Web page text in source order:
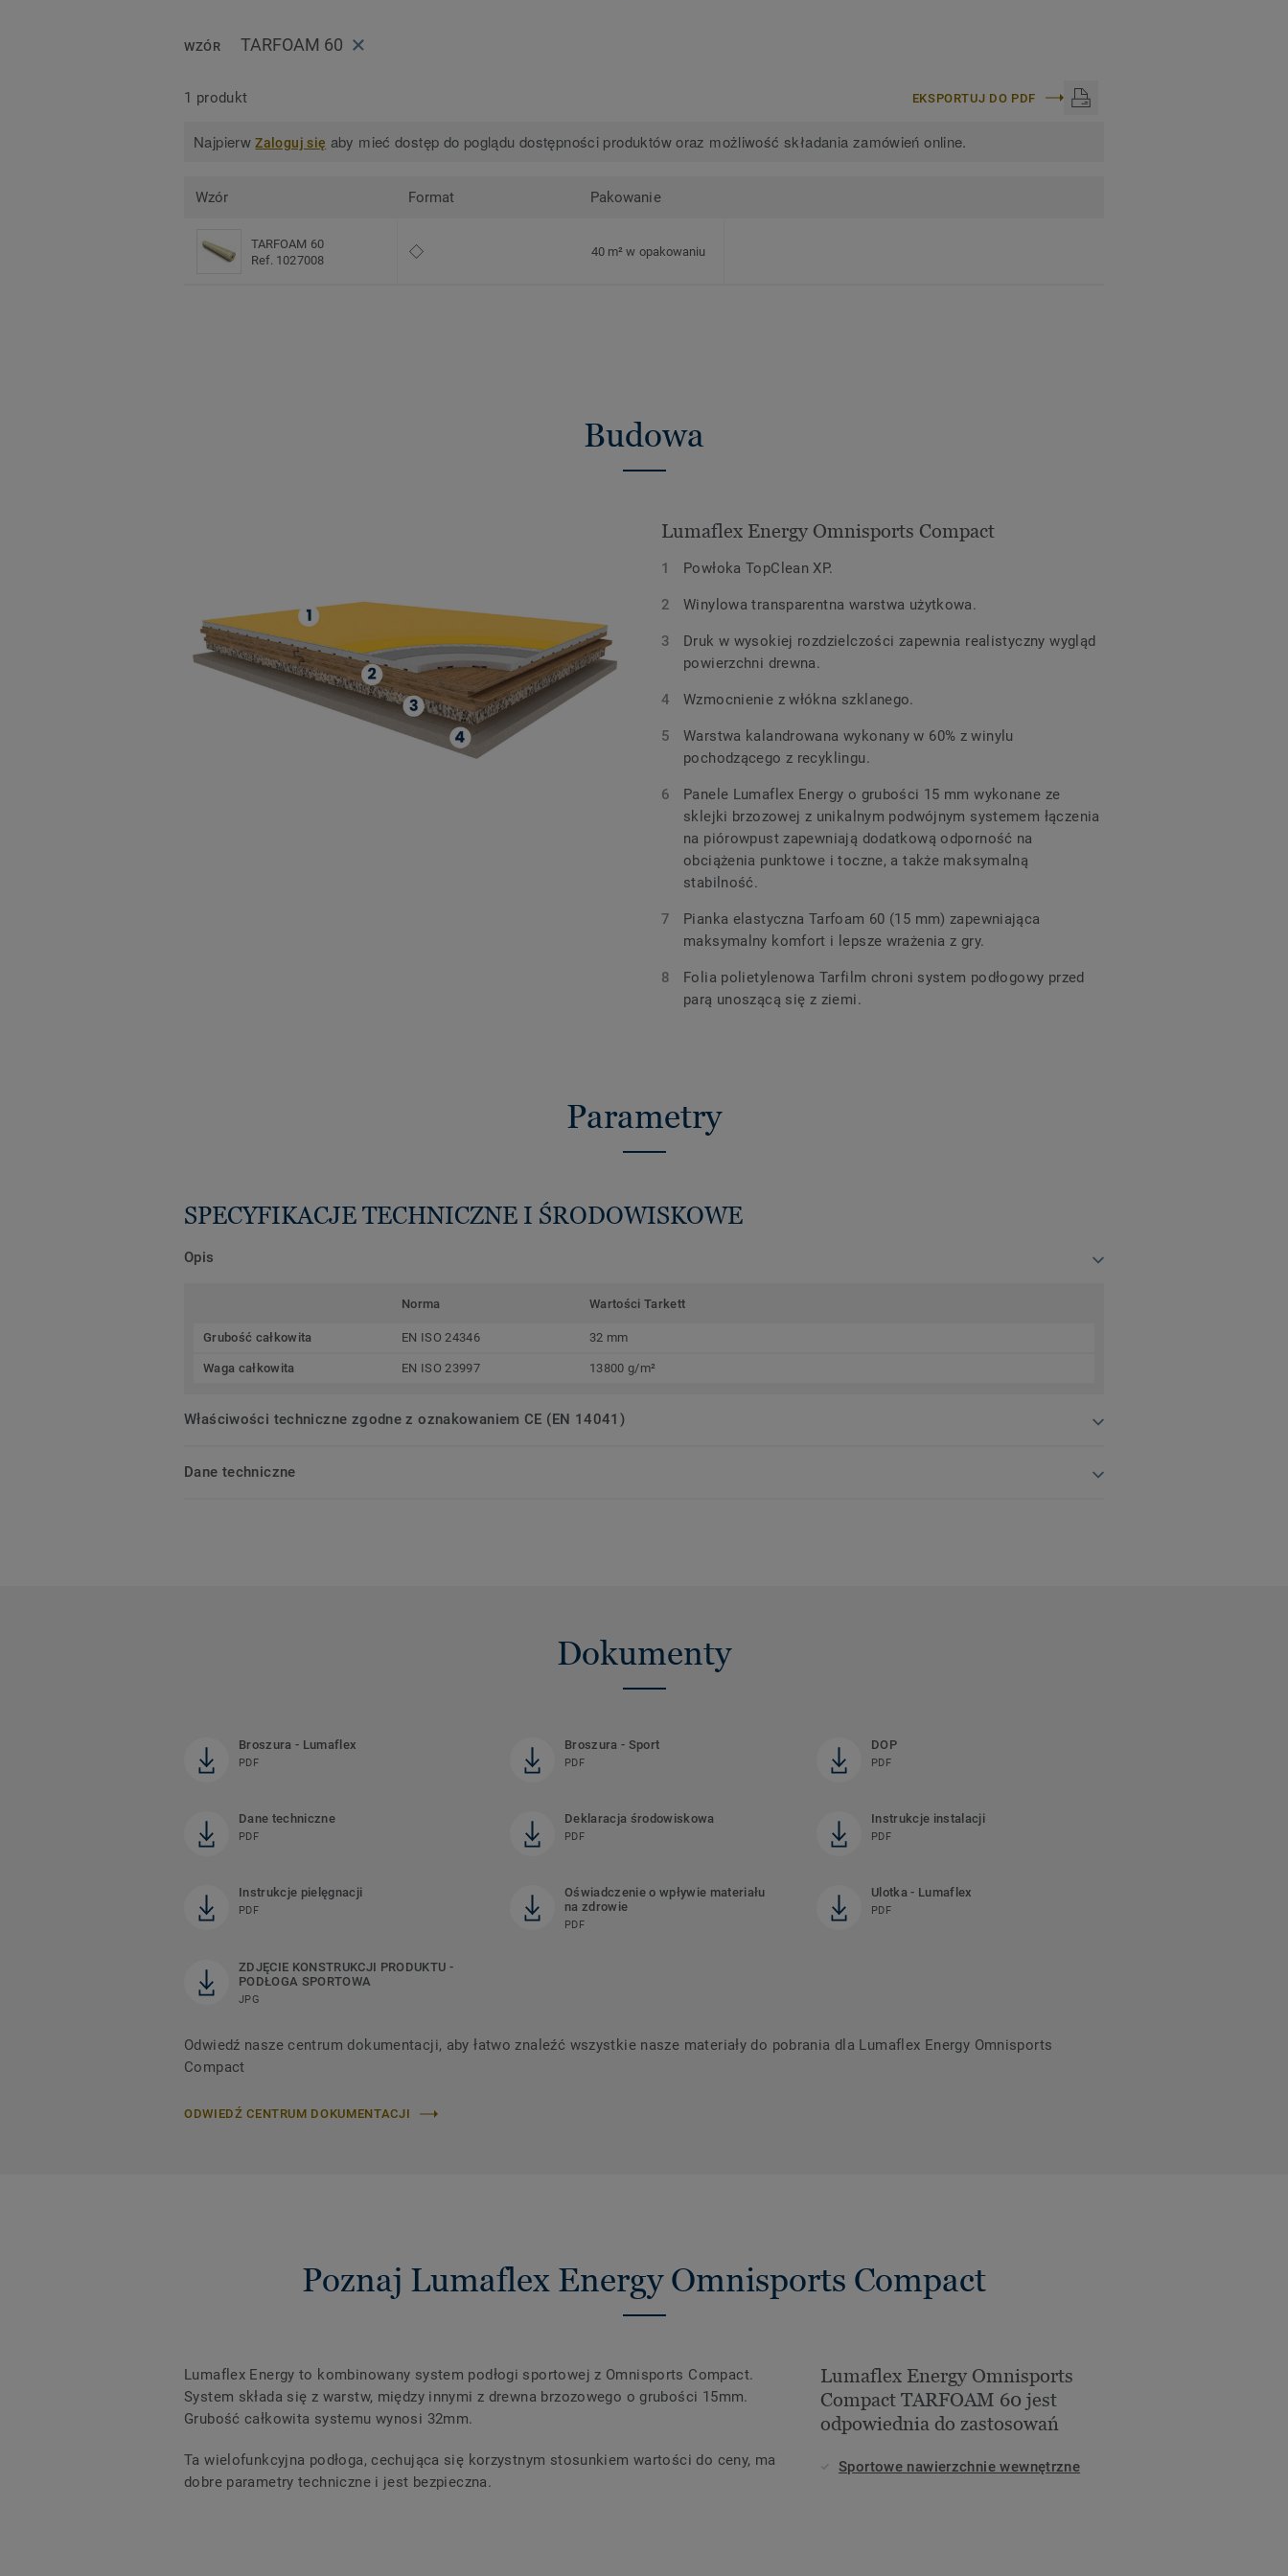
WZÓR TARFOAM 60
1 produkt EKSPORTUJ DO PDF
NajpierwZaloguj się aby mieć dostęp do poglądu dostępności produktów oraz możliwość składania zamówień online.
Wzór Format Pakowanie
TARFOAM 60
Ref. 1027008
40 m² w opakowaniu
Budowa
Lumaflex Energy Omnisports Compact
Powłoka TopClean XP.
Winylowa transparentna warstwa użytkowa.
Druk w wysokiej rozdzielczości zapewnia realistyczny wygląd
powierzchni drewna.
Wzmocnienie z włókna szklanego.
Warstwa kalandrowana wykonany w 60% z winylu
pochodzącego z recyklingu.
Panele Lumaflex Energy o grubości 15 mm wykonane ze
sklejki brzozowej z unikalnym podwójnym systemem łączenia
na piórowpust zapewniają dodatkową odporność na
obciążenia punktowe i toczne, a także maksymalną
stabilność.
Pianka elastyczna Tarfoam 60 (15 mm) zapewniająca
maksymalny komfort i lepsze wrażenia z gry.
Folia polietylenowa Tarfilm chroni system podłogowy przed
parą unoszącą się z ziemi.
Parametry
SPECYFIKACJE TECHNICZNE I ŚRODOWISKOWE
Opis
Norma Wartości Tarkett
Grubość całkowita EN ISO 24346 32 mm
Waga całkowita EN ISO 23997 13800 g/m²
Właściwości techniczne zgodne z oznakowaniem CE (EN 14041)
Dane techniczne
Dokumenty
Broszura - Lumaflex
PDF
Broszura - Sport
PDF
DOP
PDF
Dane techniczne
PDF
Deklaracja środowiskowa
PDF
Instrukcje instalacji
PDF
Instrukcje pielęgnacji
PDF
Oświadczenie o wpływie materiału
na zdrowie
PDF
Ulotka - Lumaflex
PDF
ZDJĘCIE KONSTRUKCJI PRODUKTU -
PODŁOGA SPORTOWA
JPG
Odwiedź nasze centrum dokumentacji, aby łatwo znaleźć wszystkie nasze materiały do ​​pobrania dla Lumaflex Energy Omnisports
Compact
ODWIEDŹ CENTRUM DOKUMENTACJI
Poznaj Lumaflex Energy Omnisports Compact
Lumaflex Energy to kombinowany system podłogi sportowej z Omnisports Compact.
System składa się z warstw, między innymi z drewna brzozowego o grubości 15mm.
Grubość całkowita systemu wynosi 32mm.
Ta wielofunkcyjna podłoga, cechująca się korzystnym stosunkiem wartości do ceny, ma
dobre parametry techniczne i jest bezpieczna.
Lumaflex Energy Omnisports
Compact TARFOAM 60 jest
odpowiednia do zastosowań
Sportowe nawierzchnie wewnętrzne